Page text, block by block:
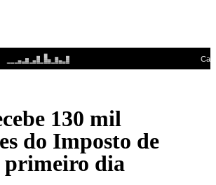
130 mil
do Imposto de
primeiro dia